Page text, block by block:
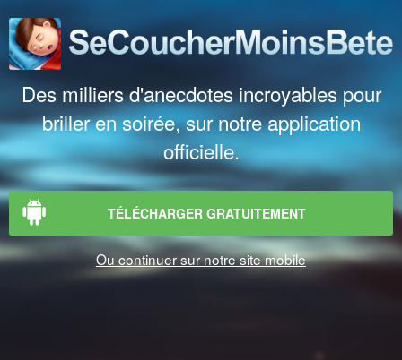
Des milliers d'anecdotes incroyables pour
briller en soirée, sur notre application
officielle.
TÉLÉCHARGER GRATUITEMENT
Ou continuer sur notre site mobile